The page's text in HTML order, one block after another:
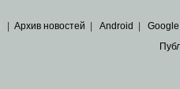
| Архив новостей | Android | Google